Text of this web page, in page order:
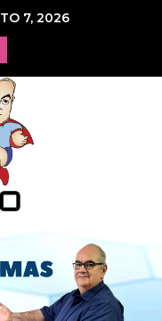
7, 2026